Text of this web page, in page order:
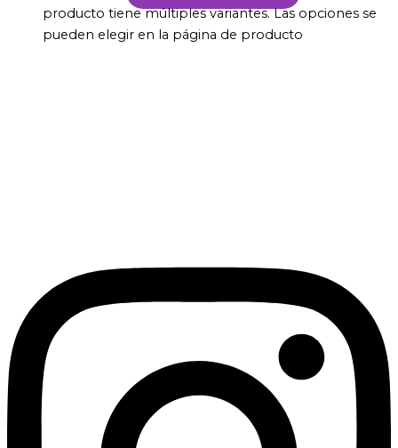
producto tiene múltiples variantes. Las opciones se
pueden elegir en la página de producto